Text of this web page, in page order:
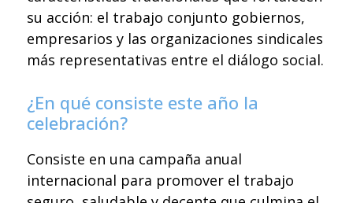
su acción: el trabajo conjunto gobiernos,
empresarios y las organizaciones sindicales
más representativas entre el diálogo social.
¿En qué consiste este año la
celebración?
Consiste en una campaña anual
internacional para promover el trabajo